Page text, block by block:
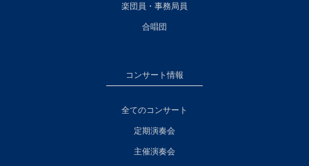
楽団員・事務局員
合唱団
コンサート情報
全てのコンサート
定期演奏会
主催演奏会